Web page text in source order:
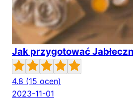
Jak przygotować
4.8 (15 ocen)
2023-11-01